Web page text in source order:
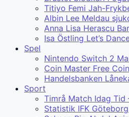
Titiyo Femi Jah-
Albin Lee Meldau
Anna Lisa Herascu
Isa Östling Let’s
Spel
Nintendo Switch 2
Coin Master Free
Handelsbanken
Sport
Timrå Match Idag Tid
Statistik IFK